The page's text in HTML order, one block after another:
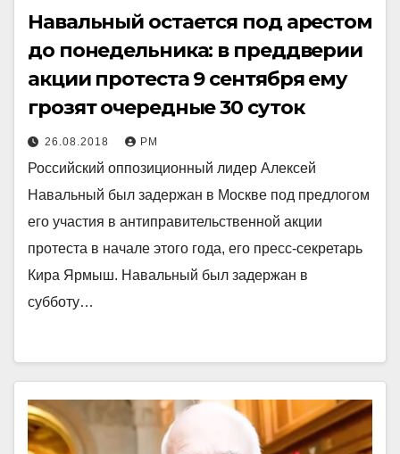
Навальный остается под арестом
до понедельника: в преддверии
акции протеста 9 сентября ему
грозят очередные 30 суток
26.08.2018 РМ
Российский оппозиционный лидер Алексей
Навальный был задержан в Москве под предлогом
его участия в антиправительственной акции
протеста в начале этого года, его пресс-секретарь
Кира Ярмыш. Навальный был задержан в
субботу…